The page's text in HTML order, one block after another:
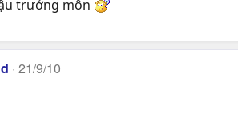
trưởng môn
21/9/10